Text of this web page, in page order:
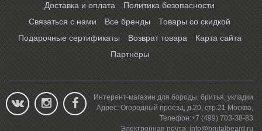
Доставка и оплата
Политика безопасности
Связаться с нами
Все бренды
Товары со скидкой
Подарочные сертификаты
Возврат товара
Карта сайта
Партнёры
Интерент-магазин для бороды, бритья, укладки
Адрес: Огородный проезд, д.20, стр.21 Москва,
Телефон:+7 (499) 703-38-83
Электронная почта: info@brutalbeard.ru